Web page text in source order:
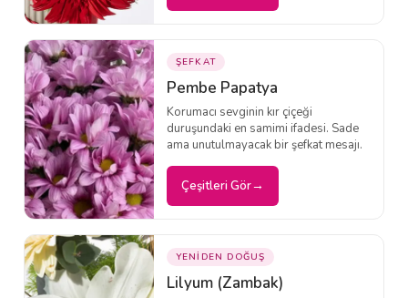
ŞEFKAT
Pembe Papatya
Korumacı sevginin kır çiçeği
duruşundaki en samimi ifadesi. Sade
ama unutulmayacak bir şefkat mesajı.
Çeşitleri Gör
YENİDEN DOĞUŞ
Lilyum (Zambak)